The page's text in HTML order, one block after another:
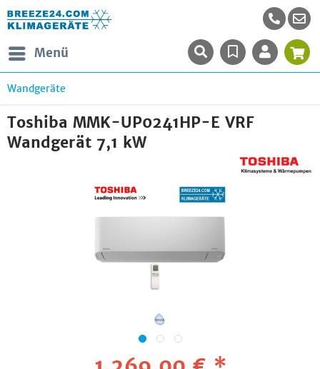
Menü
Wandgeräte
Toshiba MMK-UP0241HP-E VRF
Wandgerät 7,1 kW